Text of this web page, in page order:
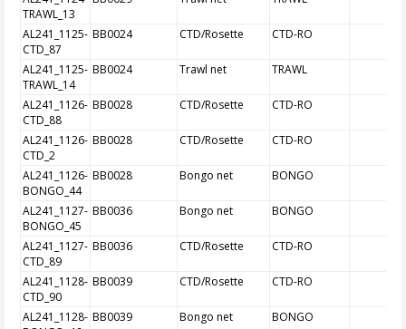
TRAWL_13
AL241_1125-
CTD_87
BB0024 CTD/Rosette CTD-RO
AL241_1125-
TRAWL_14
BB0024 Trawl net TRAWL
AL241_1126-
CTD_88
BB0028 CTD/Rosette CTD-RO
AL241_1126-
CTD_2
BB0028 CTD/Rosette CTD-RO
AL241_1126-
BONGO_44
BB0028 Bongo net BONGO
AL241_1127-
BONGO_45
BB0036 Bongo net BONGO
AL241_1127-
CTD_89
BB0036 CTD/Rosette CTD-RO
AL241_1128-
CTD_90
BB0039 CTD/Rosette CTD-RO
AL241_1128- BB0039 Bongo net BONGO